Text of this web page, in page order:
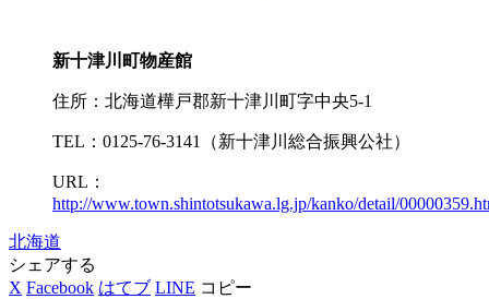
新十津川町物産館
住所：北海道樺戸郡新十津川町字中央5-1
TEL：0125-76-3141（新十津川総合振興公社）
URL：
http://www.town.shintotsukawa.lg.jp/kanko/detail/
北海道
シェアする
X Facebook はてブ LINE コピー